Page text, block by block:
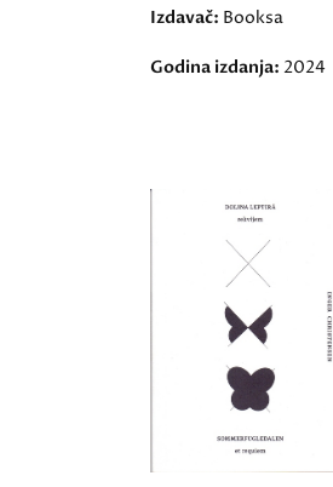
Izdavač: Booksa
Godina izdanja: 2024